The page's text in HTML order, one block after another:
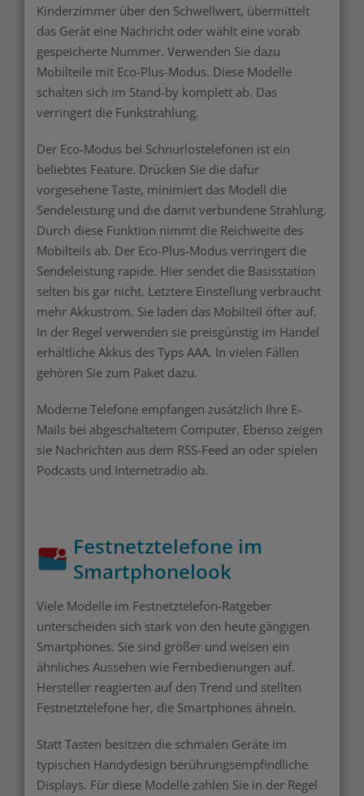
Kinderzimmer über den Schwellwert, übermittelt
das Gerät eine Nachricht oder wählt eine vorab
gespeicherte Nummer. Verwenden Sie dazu
Mobilteile mit Eco-Plus-Modus. Diese Modelle
schalten sich im Stand-by komplett ab. Das
verringert die Funkstrahlung.
Der Eco-Modus bei Schnurlostelefonen ist ein
beliebtes Feature. Drücken Sie die dafür
vorgesehene Taste, minimiert das Modell die
Sendeleistung und die damit verbundene Strahlung.
Durch diese Funktion nimmt die Reichweite des
Mobilteils ab. Der Eco-Plus-Modus verringert die
Sendeleistung rapide. Hier sendet die Basisstation
selten bis gar nicht. Letztere Einstellung verbraucht
mehr Akkustrom. Sie laden das Mobilteil öfter auf.
In der Regel verwenden sie preisgünstig im Handel
erhältliche Akkus des Typs AAA. In vielen Fällen
gehören Sie zum Paket dazu.
Moderne Telefone empfangen zusätzlich Ihre E-
Mails bei abgeschaltetem Computer. Ebenso zeigen
sie Nachrichten aus dem RSS-Feed an oder spielen
Podcasts und Internetradio ab.
Festnetztelefone im
Smartphonelook
Viele Modelle im Festnetztelefon-Ratgeber
unterscheiden sich stark von den heute gängigen
Smartphones. Sie sind größer und weisen ein
ähnliches Aussehen wie Fernbedienungen auf.
Hersteller reagierten auf den Trend und stellten
Festnetztelefone her, die Smartphones ähneln.
Statt Tasten besitzen die schmalen Geräte im
typischen Handydesign berührungsempfindliche
Displays. Für diese Modelle zahlen Sie in der Regel